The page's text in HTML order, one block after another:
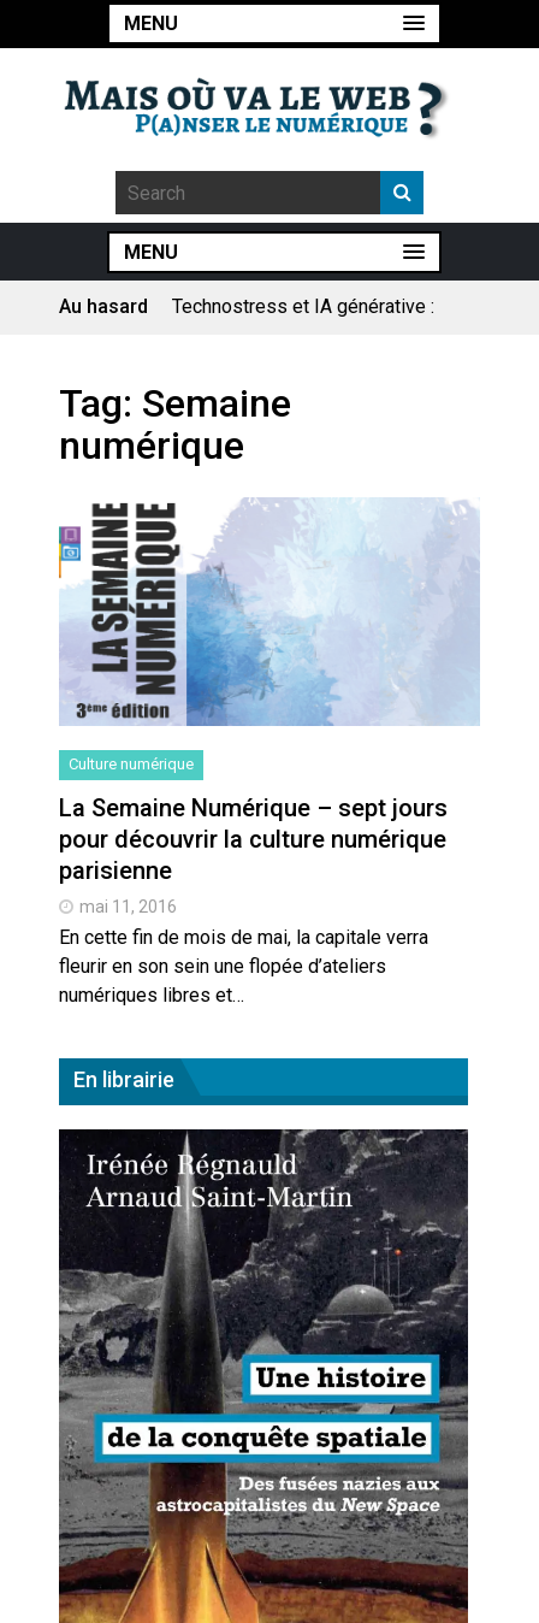
MENU
MENU
Au hasard
Technostress et IA générative :
Pourquoi les études qui
prévoient la fin de l’emploi « à
cause » de l’IA se plantent-
elles toujours ?
Le consultant : une lecture
Artemis II : objectif nul
Quand Mistral veut moraliser le
pillage
Commentaire sur la polémique
Les syndicats, (tout) contre l’IA
Campus IA doit sortir des
le gigantisme états-unien »
Addendum sur les machines à
laver, et l’intelligence artificielle
crypto-spatial
Tag: Semaine
numérique
Culture numérique
La Semaine Numérique – sept jours
pour découvrir la culture numérique
parisienne
mai 11, 2016
En cette fin de mois de mai, la capitale verra
fleurir en son sein une flopée d’ateliers
numériques libres et…
En librairie